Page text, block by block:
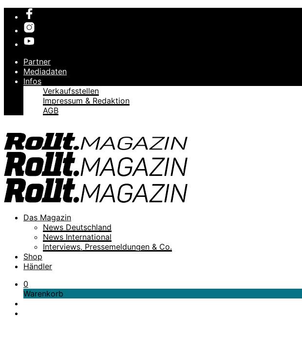
Partner
Mediadaten
Infos
Verkaufsstellen
Impressum & Redaktion
AGB
Das Magazin
News Deutschland
News International
Interviews, Pressemeldungen & Co.
Shop
Händler
0
Warenkorb